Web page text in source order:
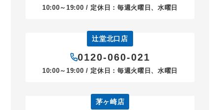
10:00～19:00 / 定休日：毎週火曜日、水曜日
辻堂北口店
0120-060-021
10:00～19:00 / 定休日：毎週火曜日、水曜日
茅ヶ崎店